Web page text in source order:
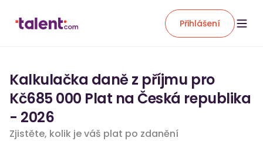
Přihlášení
Kalkulačka daně z příjmu pro
Kč685 000 Plat na Česká republika
- 2026
Zjistěte, kolik je váš plat po zdanění